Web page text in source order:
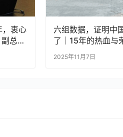
，衷心
总经
经
的诚
六组数据，证明中
了｜15年的热血
2025年11月7日